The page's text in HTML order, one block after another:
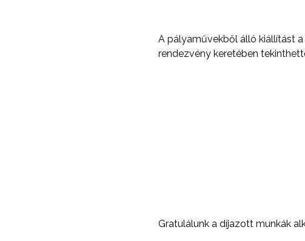
A pályaművekből álló kiállítást
rendezvény keretében
Gratulálunk a díjazott munkák